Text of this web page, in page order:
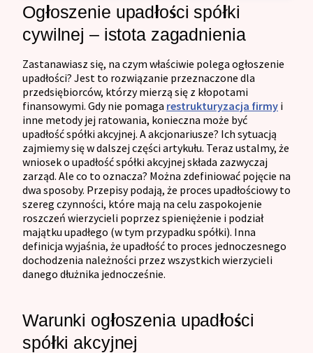
Ogłoszenie upadłości spółki
cywilnej – istota zagadnienia
Zastanawiasz się, na czym właściwie polega ogłoszenie
upadłości? Jest to rozwiązanie przeznaczone dla
przedsiębiorców, którzy mierzą się z kłopotami
finansowymi. Gdy nie pomaga restrukturyzacja firmy i
inne metody jej ratowania, konieczna może być
upadłość spółki akcyjnej. A akcjonariusze? Ich sytuacją
zajmiemy się w dalszej części artykułu. Teraz ustalmy, że
wniosek o upadłość spółki akcyjnej składa zazwyczaj
zarząd. Ale co to oznacza? Można zdefiniować pojęcie na
dwa sposoby. Przepisy podają, że proces upadłościowy to
szereg czynności, które mają na celu zaspokojenie
roszczeń wierzycieli poprzez spieniężenie i podział
majątku upadłego (w tym przypadku spółki). Inna
definicja wyjaśnia, że upadłość to proces jednoczesnego
dochodzenia należności przez wszystkich wierzycieli
danego dłużnika jednocześnie.
Warunki ogłoszenia upadłości
spółki akcyjnej